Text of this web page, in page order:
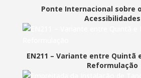
Ponte Internacional sobre
Acessibilidades
EN211 – Variante entre Quintã
Reformulação